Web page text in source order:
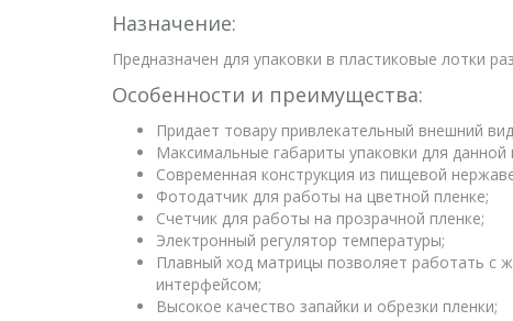
Назначение:
Предназначен для упаковки в пластиковые лотки
Особенности и преимущества:
Придает товару привлекательный внешний
Максимальные габариты упаковки для
Современная конструкция из пищевой
Фотодатчик для работы на цветной пленке;
Счетчик для работы на прозрачной пленке;
Электронный регулятор температуры;
Плавный ход матрицы позволяет работать с
интерфейсом;
Высокое качество запайки и обрезки пленки;